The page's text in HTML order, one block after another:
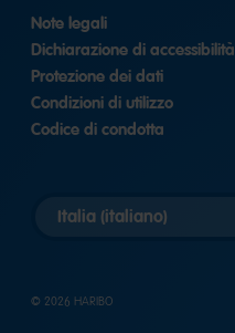
Note legali
Dichiarazione di accessibilità
Protezione dei dati
Condizioni di utilizzo
Codice di condotta
Seleziona
versione
© 2026 HARIBO